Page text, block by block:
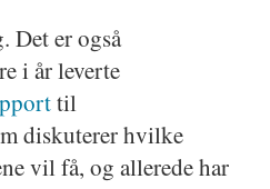
Det er også
i år leverte
til
diskuterer hvilke
vil få, og allerede har